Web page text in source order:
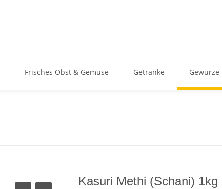
Frisches Obst & Gemüse Getränke Gewürze
Kasuri Methi (Schani) 1kg